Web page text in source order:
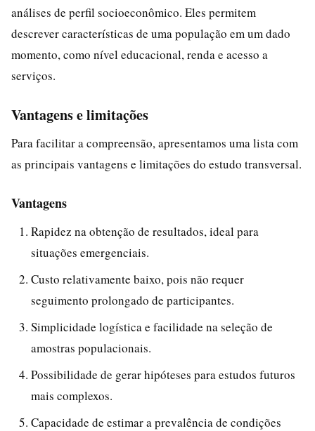
análises de perfil socioeconômico. Eles permitem
descrever características de uma população em um dado
momento, como nível educacional, renda e acesso a
serviços.
Vantagens e limitações
Para facilitar a compreensão, apresentamos uma lista com
as principais vantagens e limitações do estudo transversal.
Vantagens
Rapidez na obtenção de resultados, ideal para
situações emergenciais.
Custo relativamente baixo, pois não requer
seguimento prolongado de participantes.
Simplicidade logística e facilidade na seleção de
amostras populacionais.
Possibilidade de gerar hipóteses para estudos futuros
mais complexos.
Capacidade de estimar a prevalência de condições